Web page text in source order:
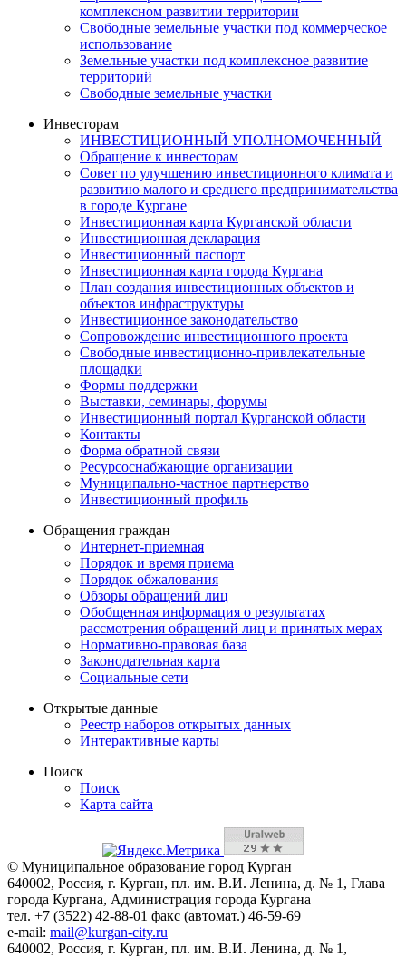
комплексном развитии территории
Свободные земельные участки под коммерческое
использование
Земельные участки под комплексное развитие
территорий
Свободные земельные участки
Инвесторам
ИНВЕСТИЦИОННЫЙ УПОЛНОМОЧЕННЫЙ
Обращение к инвесторам
Совет по улучшению инвестиционного климата и
развитию малого и среднего предпринимательства
в городе Кургане
Инвестиционная карта Курганской области
Инвестиционная декларация
Инвестиционный паспорт
Инвестиционная карта города Кургана
План создания инвестиционных объектов и
объектов инфраструктуры
Инвестиционное законодательство
Сопровождение инвестиционного проекта
Свободные инвестиционно-привлекательные
площадки
Формы поддержки
Выставки, семинары, форумы
Инвестиционный портал Курганской области
Контакты
Форма обратной связи
Ресурсоснабжающие организации
Муниципально-частное партнерство
Инвестиционный профиль
Обращения граждан
Интернет-приемная
Порядок и время приема
Порядок обжалования
Обзоры обращений лиц
Обобщенная информация о результатах
рассмотрения обращений лиц и принятых мерах
Нормативно-правовая база
Законодательная карта
Социальные сети
Открытые данные
Реестр наборов открытых данных
Интерактивные карты
Поиск
Поиск
Карта сайта
© Муниципальное образование город Курган
640002, Россия, г. Курган, пл. им. В.И. Ленина, д. № 1, Глава
города Кургана, Администрация города Кургана
тел. +7 (3522) 42-88-01 факс (автомат.) 46-59-69
e-mail: mail@kurgan-city.ru
640002, Россия, г. Курган, пл. им. В.И. Ленина, д. № 1,